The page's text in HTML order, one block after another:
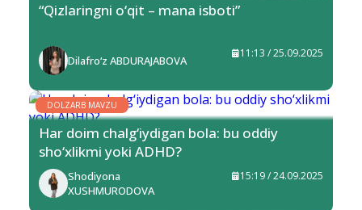
“Qizlaringni o‘qit – mana isboti”
Dilafro‘z ABDURAJABOVA
11:13 / 25.09.2025
DOLZARB MAVZU
Har doim chalg‘iydigan bola: bu oddiy
sho‘xlikmi yoki ADHD?
Shodiyona
XUSHMURODOVA
15:19 / 24.09.2025